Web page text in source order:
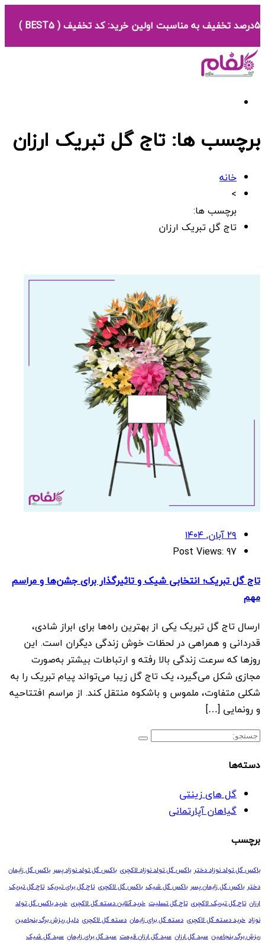
5درصد تخفیف به مناسبت اولین خرید: کد تخفیف ( BEST5 )
برچسب ها: تاج گل تبریک ارزان
خانه
>
برچسب ها:
تاج گل تبریک ارزان
۲۹ آبان, ۱۴۰۴
Post Views: 97
تاج گل تبریک؛ انتخابی شیک و تاثیرگذار برای جشن‌ها و مراسم‌
مهم
ارسال تاج گل تبریک یکی از بهترین راه‌ها برای ابراز شادی،
قدردانی و همراهی در لحظات خوش زندگی دیگران است. این
روزها که سرعت زندگی بالا رفته و ارتباطات بیشتر به‌صورت
مجازی شکل می‌گیرد، یک تاج گل زیبا می‌تواند پیام تبریک را به
شکلی متفاوت، ملموس و باشکوه منتقل کند. از مراسم افتتاحیه
و رونمایی […]
دسته‌ها
گل های زینتی
گیاهان آپارتمانی
برچسب
باکس گل تولد نوزاد دختر باکس گل تولد نوزاد لاکچری باکس گل تولد نوزاد پسر باکس گل زایمان
دختر باکس گل زایمان پسر باکس گل شیک باکس گل لاکچری تاج گل برای تبریک تاج گل تبریک
ارزان تاج گل تبریک لاکچری تاج گل تسلیت خرید آنلاین دسته گل لاکچری خرید باکس گل تولد
نوزاد خرید دسته گل لاکچری دسته گل برای زایمان دسته گل لاکچری دلیل ریزش برگ بنجامین
ریزش برگ بنجامین سبد گل ارزان سبد گل ارزان قیمت سبد گل برای زایمان سبد گل شیک